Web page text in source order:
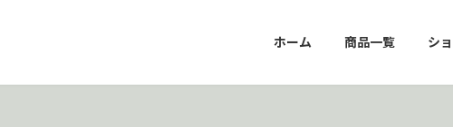
ホーム 商品一覧 シ